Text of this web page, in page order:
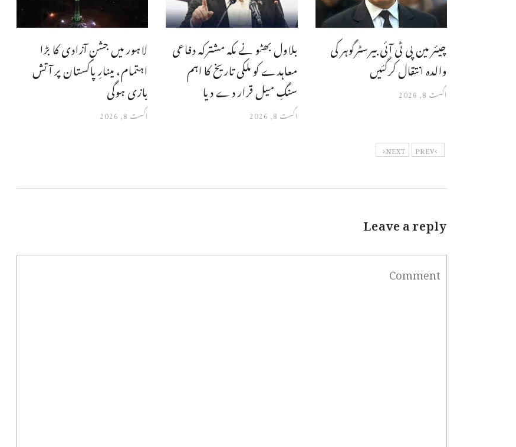
لاہور میں جشنِ آزادی کا بڑا
اہتمام، مینارِ پاکستان پر آتش
بازی ہوگی
اگست 8, 2026
بلاول بھٹو نے مکہ مشترکہ دفاعی
معاہدے کو ملکی تاریخ کا اہم
سنگِ میل قرار دے دیا
اگست 8, 2026
چیئر مین پی ٹی آئی بیرسٹرگوہر کی
والدہ انتقال کرگئیں
اگست 8, 2026
PREV
NEXT
Leave a reply